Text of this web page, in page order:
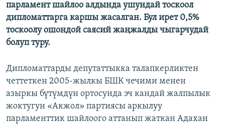
парламент шайлоо алдында ушундай тоскоол
дипломаттарга каршы жасалган. Бул ирет 0,5%
тоскоолу ошондой саясий жаңжалды чыгарчудай
болуп туру.
Дипломаттарды депутаттыкка талапкерликтен
четтеткен 2005-жылкы БШК чечими менен
азыркы бүтүмдүн ортосунда эч кандай жалпылык
жоктугун «Акжол» партиясы аркылуу
парламенттик шайлоого аттанып жаткан Адахан